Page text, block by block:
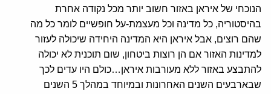
הנוכחי של איראן באזור חשוב יותר מכל נקודה אחרת
בהיסטוריה, כל מדינה וכל מעצמת-על חופשיים לומר כל מה
שהם רוצים, אבל איראן היא המדינה היחידה שיכולה לעזור
למדינות האזור אם הן רוצות ביטחון, שום תוכנית לא יכולה
להתבצע באזור ללא מעורבות איראן…כולם היו עדים לכך
שבארבעים השנים האחרונות ובמיוחד במהלך 5 השנים